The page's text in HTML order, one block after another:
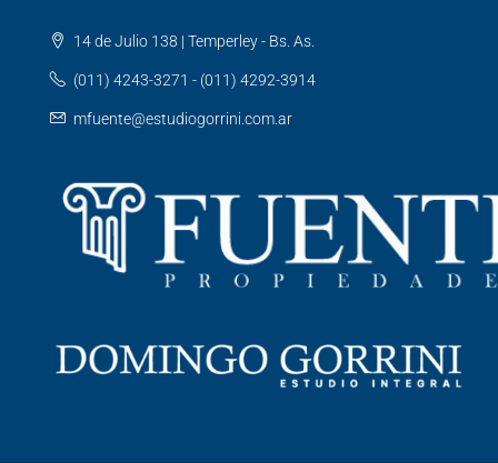
14 de Julio 138 | Temperley - Bs. As.
(011) 4243-3271 - (011) 4292-3914
mfuente@estudiogorrini.com.ar